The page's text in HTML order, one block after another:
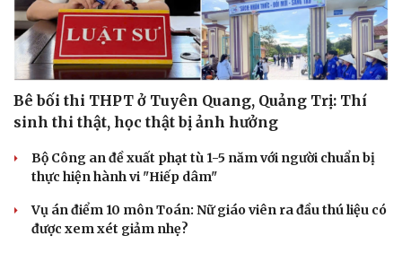
Cải chính
Bê bối thi THPT ở Tuyên Quang, Quảng Trị: Thí
sinh thi thật, học thật bị ảnh hưởng
Bộ Công an đề xuất phạt tù 1-5 năm với người chuẩn bị
thực hiện hành vi "Hiếp dâm"
Vụ án điểm 10 môn Toán: Nữ giáo viên ra đầu thú liệu có
được xem xét giảm nhẹ?